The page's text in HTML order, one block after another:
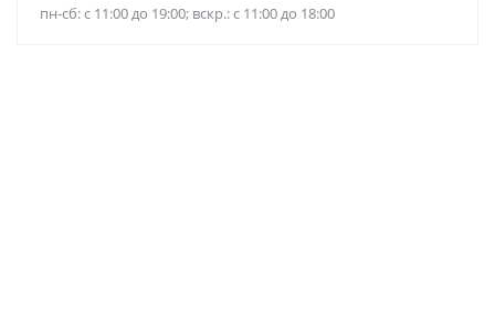
пн-сб: с 11:00 до 19:00; вскр.: с 11:00 до 18:00